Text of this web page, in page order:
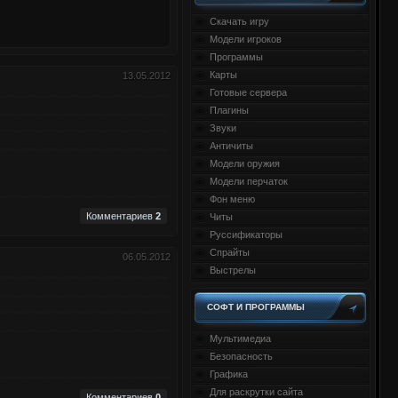
Скачать игру
Модели игроков
Программы
Карты
Готовые сервера
Плагины
Звуки
Античиты
Модели оружия
Модели перчаток
Фон меню
Читы
Руссификаторы
Спрайты
Выстрелы
СОФТ И ПРОГРАММЫ
Мультимедиа
Безопасность
Графика
Для раскрутки сайта
13.05.2012
Комментариев 2
06.05.2012